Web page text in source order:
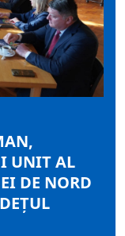
UNIT AL
DE NORD